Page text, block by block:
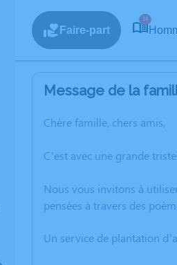
Faire-part
14
Message de la
Chère famille, chers amis,
C’est avec une grande
Nous vous invitons à
pensées à travers des
Un service de plantation